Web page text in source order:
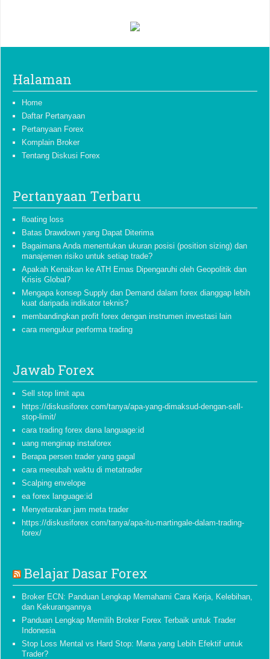
Halaman
Home
Daftar Pertanyaan
Pertanyaan Forex
Komplain Broker
Tentang Diskusi Forex
Pertanyaan Terbaru
floating loss
Batas Drawdown yang Dapat Diterima
Bagaimana Anda menentukan ukuran posisi (position sizing) dan
manajemen risiko untuk setiap trade?
Apakah Kenaikan ke ATH Emas Dipengaruhi oleh Geopolitik dan
Krisis Global?
Mengapa konsep Supply dan Demand dalam forex dianggap lebih
kuat daripada indikator teknis?
membandingkan profit forex dengan instrumen investasi lain
cara mengukur performa trading
Jawab Forex
Sell stop limit apa
https://diskusiforex com/tanya/apa-yang-dimaksud-dengan-sell-
stop-limit/
cara trading forex dana language:id
uang menginap instaforex
Berapa persen trader yang gagal
cara meeubah waktu di metatrader
Scalping envelope
ea forex language:id
Menyetarakan jam meta trader
https://diskusiforex com/tanya/apa-itu-martingale-dalam-trading-
forex/
Belajar Dasar Forex
Broker ECN: Panduan Lengkap Memahami Cara Kerja, Kelebihan,
dan Kekurangannya
Panduan Lengkap Memilih Broker Forex Terbaik untuk Trader
Indonesia
Stop Loss Mental vs Hard Stop: Mana yang Lebih Efektif untuk
Trader?